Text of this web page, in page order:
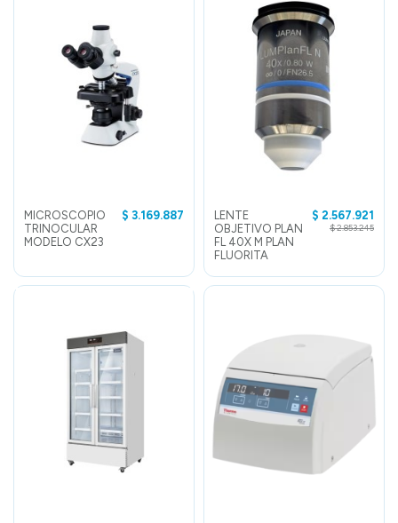
MICROSCOPIO
TRINOCULAR
MODELO CX23
$ 3.169.887
LENTE
OBJETIVO PLAN
FL 40X M PLAN
FLUORITA
$ 2.567.921
$ 2.853.245